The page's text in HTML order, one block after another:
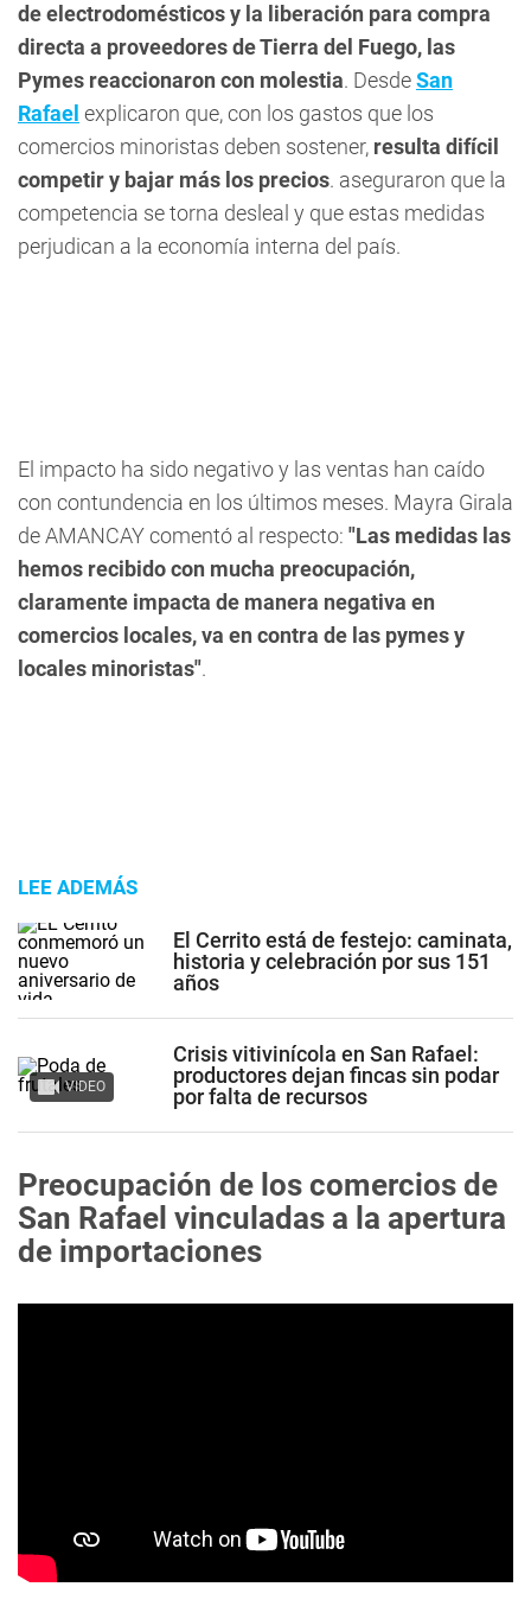
de electrodomésticos y la liberación para compra
directa a proveedores de Tierra del Fuego, las
Pymes reaccionaron con molestia. DesdeSan
Rafael explicaron que, con los gastos que los
comercios minoristas deben sostener, resulta difícil
competir y bajar más los precios. aseguraron que la
competencia se torna desleal y que estas medidas
perjudican a la economía interna del país.
El impacto ha sido negativo y las ventas han caído
con contundencia en los últimos meses. Mayra Girala
de AMANCAY comentó al respecto: "Las medidas las
hemos recibido con mucha preocupación,
claramente impacta de manera negativa en
comercios locales, va en contra de las pymes y
locales minoristas".
LEE ADEMÁS
El Cerrito está de festejo: caminata,
historia y celebración por sus 151
años
VIDEO
Crisis vitivinícola en San Rafael:
productores dejan fincas sin podar
por falta de recursos
Preocupación de los comercios de
San Rafael vinculadas a la apertura
de importaciones